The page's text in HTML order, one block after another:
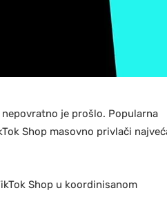
je prošlo. Popularna
Shop masovno privlači
Shop u koordinisanom